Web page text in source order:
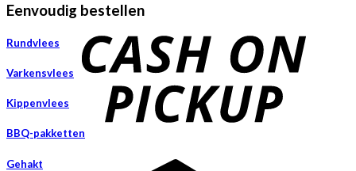
Eenvoudig bestellen
Rundvlees
Varkensvlees
Kippenvlees
BBQ-pakketten
Gehakt